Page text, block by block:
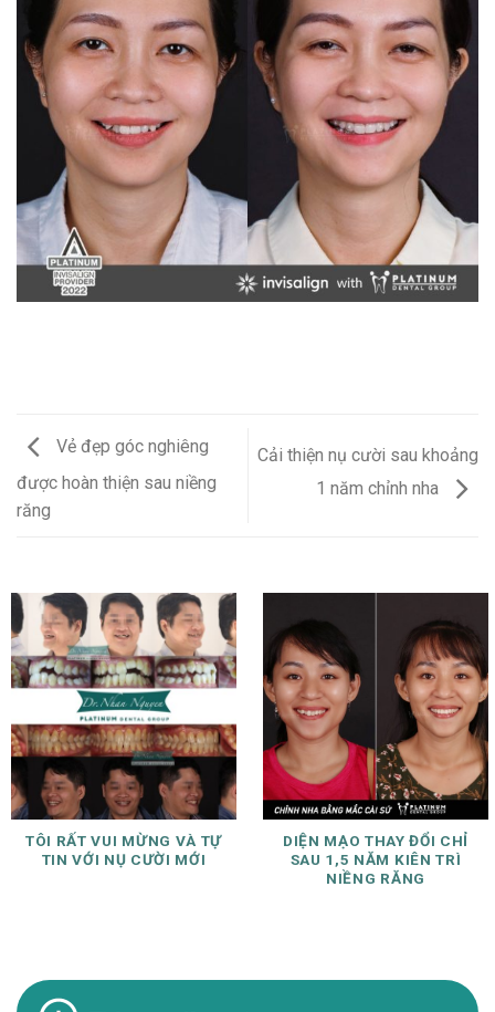
Vẻ đẹp góc nghiêng
được hoàn thiện sau niềng
răng
Cải thiện nụ cười sau khoảng
1 năm chỉnh nha
TÔI RẤT VUI MỪNG VÀ TỰ
TIN VỚI NỤ CƯỜI MỚI
DIỆN MẠO THAY ĐỔI CHỈ
SAU 1,5 NĂM KIÊN TRÌ
NIỀNG RĂNG